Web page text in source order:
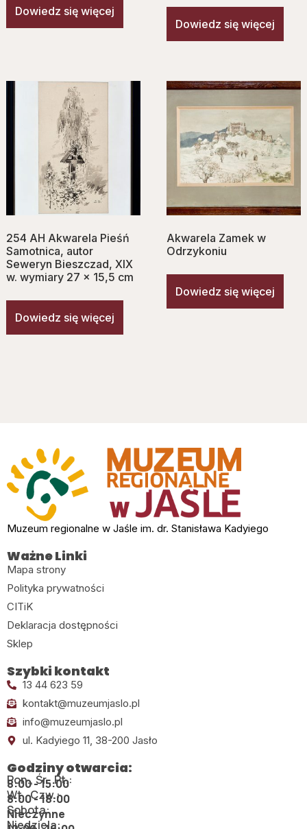
Dowiedz się więcej
Dowiedz się więcej
254 AH Akwarela Pieśń
Samotnica, autor
Seweryn Bieszczad, XIX
w. wymiary 27 x 15,5 cm
Dowiedz się więcej
Akwarela Zamek w
Odrzykoniu
Dowiedz się więcej
Muzeum regionalne w Jaśle im. dr. Stanisława Kadyiego
Ważne Linki
Mapa strony
Polityka prywatności
CITiK
Deklaracja dostępności
Sklep
Szybki kontakt
13 44 623 59
kontakt@muzeumjaslo.pl
info@muzeumjaslo.pl
ul. Kadyiego 11, 38-200 Jasło
Godziny otwarcia:
Pon., Śr., Pt.:
8:00 - 15:00
Wt., Czw.:
8:00 - 18:00
Sobota:
Nieczynne
Niedziela: